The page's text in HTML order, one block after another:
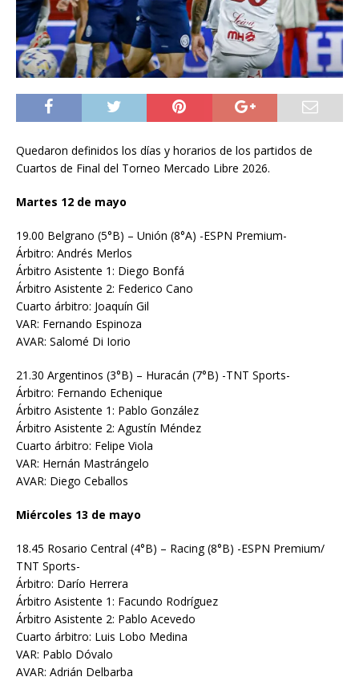
Quedaron definidos los días y horarios de los partidos de
Cuartos de Final del Torneo Mercado Libre 2026.
Martes 12 de mayo
19.00 Belgrano (5°B) – Unión (8°A) -ESPN Premium-
Árbitro: Andrés Merlos
Árbitro Asistente 1: Diego Bonfá
Árbitro Asistente 2: Federico Cano
Cuarto árbitro: Joaquín Gil
VAR: Fernando Espinoza
AVAR: Salomé Di Iorio
21.30 Argentinos (3°B) – Huracán (7°B) -TNT Sports-
Árbitro: Fernando Echenique
Árbitro Asistente 1: Pablo González
Árbitro Asistente 2: Agustín Méndez
Cuarto árbitro: Felipe Viola
VAR: Hernán Mastrángelo
AVAR: Diego Ceballos
Miércoles 13 de mayo
18.45 Rosario Central (4°B) – Racing (8°B) -ESPN Premium/
TNT Sports-
Árbitro: Darío Herrera
Árbitro Asistente 1: Facundo Rodríguez
Árbitro Asistente 2: Pablo Acevedo
Cuarto árbitro: Luis Lobo Medina
VAR: Pablo Dóvalo
AVAR: Adrián Delbarba